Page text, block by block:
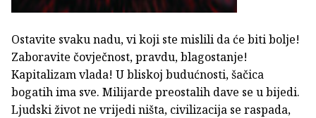
Ostavite svaku nadu, vi koji ste mislili da će biti bolje!
Zaboravite čovječnost, pravdu, blagostanje!
Kapitalizam vlada! U bliskoj budućnosti, šačica
bogatih ima sve. Milijarde preostalih dave se u bijedi.
Ljudski život ne vrijedi ništa, civilizacija se raspada,